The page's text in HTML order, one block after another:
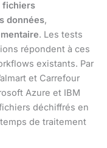
fichiers
données,
. Les tests
répondent à ces
existants. Par
et Carrefour
Azure et IBM
déchiffrés en
de traitement